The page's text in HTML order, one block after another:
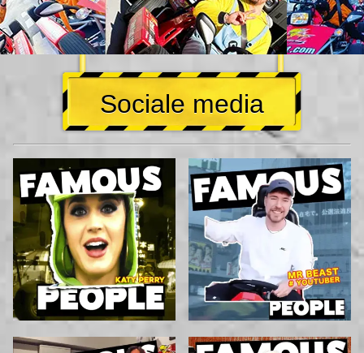
Sociale media